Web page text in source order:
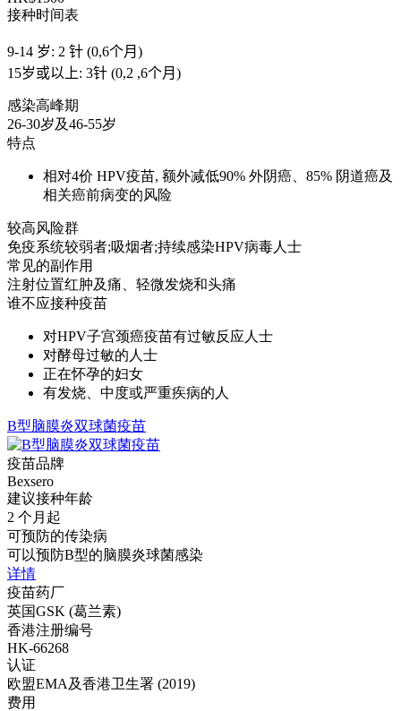
接种时间表
9-14 岁: 2 针 (0,6个月)
15岁或以上: 3针 (0,2 ,6个月)
感染高峰期
26-30岁及46-55岁
特点
相对4价 HPV疫苗, 额外减低90% 外阴癌、85% 阴道癌及
相关癌前病变的风险
较高风险群
免疫系统较弱者;吸烟者;持续感染HPV病毒人士
常见的副作用
注射位置红肿及痛、轻微发烧和头痛
谁不应接种疫苗
对HPV子宫颈癌疫苗有过敏反应人士
对酵母过敏的人士
正在怀孕的妇女
有发烧、中度或严重疾病的人
B型脑膜炎双球菌疫苗
疫苗品牌
Bexsero
建议接种年龄
2 个月起
可预防的传染病
可以预防B型的脑膜炎球菌感染
详情
疫苗药厂
英国GSK (葛兰素)
香港注册编号
HK-66268
认证
欧盟EMA及香港卫生署 (2019)
费用